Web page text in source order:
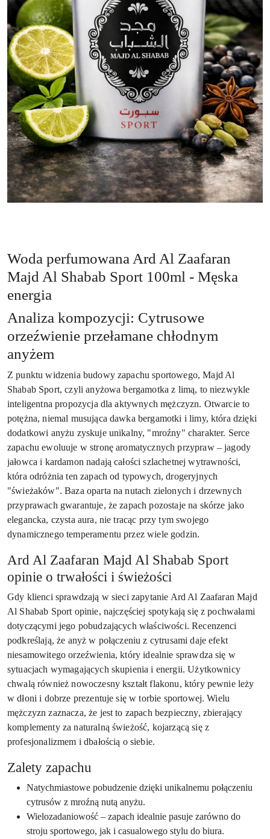
Woda perfumowana Ard Al Zaafaran
Majd Al Shabab Sport 100ml - Męska
energia
Analiza kompozycji: Cytrusowe
orzeźwienie przełamane chłodnym
anyżem
Z punktu widzenia budowy zapachu sportowego, Majd Al
Shabab Sport, czyli anyżowa bergamotka z limą, to niezwykle
inteligentna propozycja dla aktywnych mężczyzn. Otwarcie to
potężna, niemal musująca dawka bergamotki i limy, która dzięki
dodatkowi anyżu zyskuje unikalny, "mroźny" charakter. Serce
zapachu ewoluuje w stronę aromatycznych przypraw – jagody
jałowca i kardamon nadają całości szlachetnej wytrawności,
która odróżnia ten zapach od typowych, drogeryjnych
"świeżaków". Baza oparta na nutach zielonych i drzewnych
przyprawach gwarantuje, że zapach pozostaje na skórze jako
elegancka, czysta aura, nie tracąc przy tym swojego
dynamicznego temperamentu przez wiele godzin.
Ard Al Zaafaran Majd Al Shabab Sport
opinie o trwałości i świeżości
Gdy klienci sprawdzają w sieci zapytanie Ard Al Zaafaran Majd
Al Shabab Sport opinie, najczęściej spotykają się z pochwałami
dotyczącymi jego pobudzających właściwości. Recenzenci
podkreślają, że anyż w połączeniu z cytrusami daje efekt
niesamowitego orzeźwienia, który idealnie sprawdza się w
sytuacjach wymagających skupienia i energii. Użytkownicy
chwalą również nowoczesny kształt flakonu, który pewnie leży
w dłoni i dobrze prezentuje się w torbie sportowej. Wielu
mężczyzn zaznacza, że jest to zapach bezpieczny, zbierający
komplementy za naturalną świeżość, kojarzącą się z
profesjonalizmem i dbałością o siebie.
Zalety zapachu
Natychmiastowe pobudzenie dzięki unikalnemu połączeniu
cytrusów z mroźną nutą anyżu.
Wielozadaniowość – zapach idealnie pasuje zarówno do
stroju sportowego, jak i casualowego stylu do biura.